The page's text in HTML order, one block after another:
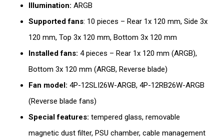
Illumination: ARGB
Supported fans: 10 pieces – Rear 1x 120 mm, Side 3x
120 mm, Top 3x 120 mm, Bottom 3x 120 mm
Installed fans: 4 pieces – Rear 1x 120 mm (ARGB),
Bottom 3x 120 mm (ARGB, Reverse blade)
Fan model: 4P-12SLI26W-ARGB, 4P-12RB26W-ARGB
(Reverse blade fans)
Special features: tempered glass, removable
magnetic dust filter, PSU chamber, cable management